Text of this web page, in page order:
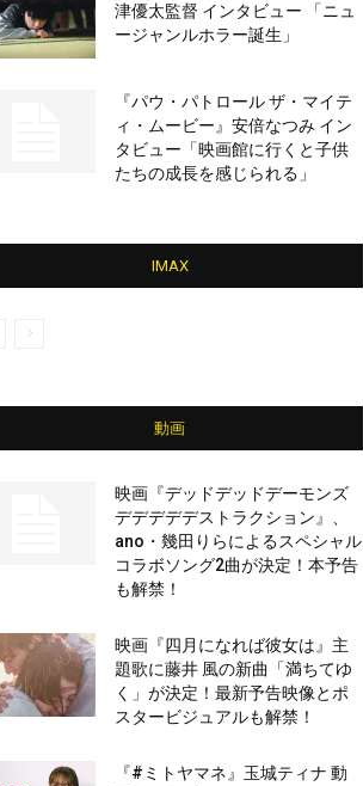
津優太監督 インタビュー 「ニュ
ージャンルホラー誕生」
『パウ・パトロール ザ・マイテ
ィ・ムービー』安倍なつみ イン
タビュー「映画館に行くと子供
たちの成長を感じられる」
IMAX
動画
映画『デッドデッドデーモンズ
デデデデデストラクション』、
ano・幾田りらによるスペシャル
コラボソング2曲が決定！本予告
も解禁！
映画『四月になれば彼女は』主
題歌に藤井 風の新曲「満ちてゆ
く」が決定！最新予告映像とポ
スタービジュアルも解禁！
『#ミトヤマネ』玉城ティナ 動